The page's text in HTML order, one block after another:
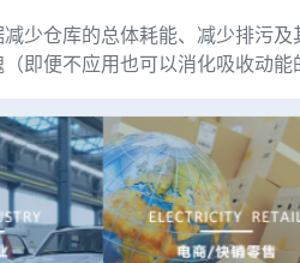
少仓库的总体耗能、减少排污
即便不应用也可以消化吸收动